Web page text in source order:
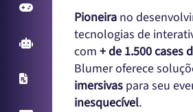
Games
Arcade Games
Pioneira no
tecnologias de
com + de 1.500 cases
Blumer oferece
imersivas para seu
inesquecível.